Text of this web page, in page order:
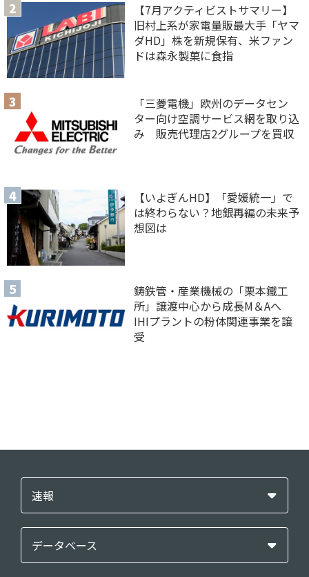
【7月アクティビストサマリー】
旧村上系が家電量販最大手「ヤマ
ダHD」株を新規保有、米ファン
ドは森永製菓に食指
「三菱電機」欧州のデータセン
ター向け空調サービス網を取り込
み 販売代理店2グループを買収
【いよぎんHD】「愛媛統一」で
は終わらない？地銀再編の未来予
想図は
鋳鉄管・産業機械の「栗本鐵工
所」譲渡中心から成長M＆Aへ
IHIプラントの粉体関連事業を譲
受
速報
データベース